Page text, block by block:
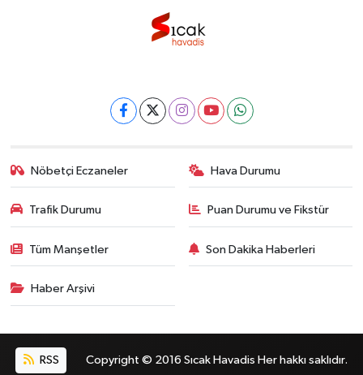
Nöbetçi Eczaneler Hava Durumu
Trafik Durumu Puan Durumu ve Fikstür
Tüm Manşetler Son Dakika Haberleri
Haber Arşivi
RSS Copyright © 2016 Sıcak Havadis Her hakkı saklıdır.